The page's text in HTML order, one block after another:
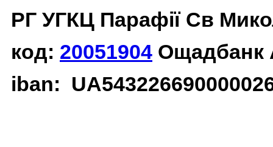
РГ УГКЦ Парафії Св
код: 20051904 Ощадбанк
iban: